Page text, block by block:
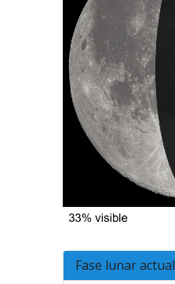
Fase lunar actual